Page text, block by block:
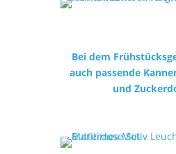
Bei dem
auch passende
und